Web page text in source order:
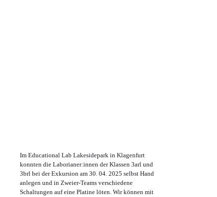
Im Educational Lab Lakesidepark in Klagenfurt
konnten die Laborianer:innen der Klassen 3arl und
3brl bei der Exkursion am 30. 04. 2025 selbst Hand
anlegen und in Zweier-Teams verschiedene
Schaltungen auf eine Platine löten. Wir können mit